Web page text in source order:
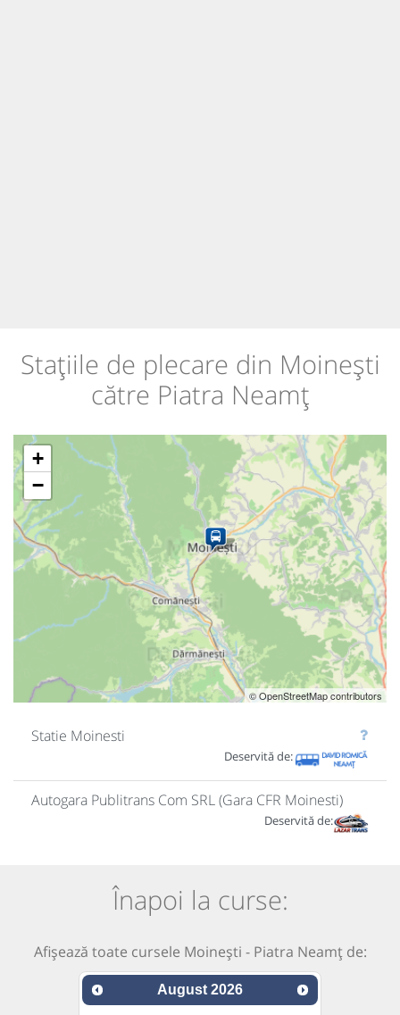
Stațiile de plecare din Moinești
către Piatra Neamț
+
−
© OpenStreetMap contributors
Statie Moinesti
Deservită de:
Autogara Publitrans Com SRL (Gara CFR Moinesti)
Deservită de:
Înapoi la curse:
Afișează toate cursele Moinești - Piatra Neamț de:
August 2026